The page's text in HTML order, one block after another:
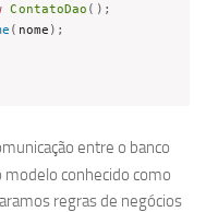
ContatoDao ( ) ;
( nome ) ;
entre o banco
modelo conhecido como
regras de negócios